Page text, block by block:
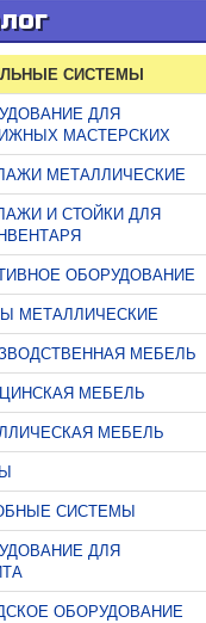
СИСТЕМЫ
ДЛЯ
МАСТЕРСКИХ
МЕТАЛЛИЧЕСКИЕ
И СТОЙКИ ДЛЯ
ОБОРУДОВАНИЕ
МЕТАЛЛИЧЕСКИЕ
МЕБЕЛЬ
МЕБЕЛЬ
МЕБЕЛЬ
СИСТЕМЫ
ДЛЯ
ОБОРУДОВАНИЕ